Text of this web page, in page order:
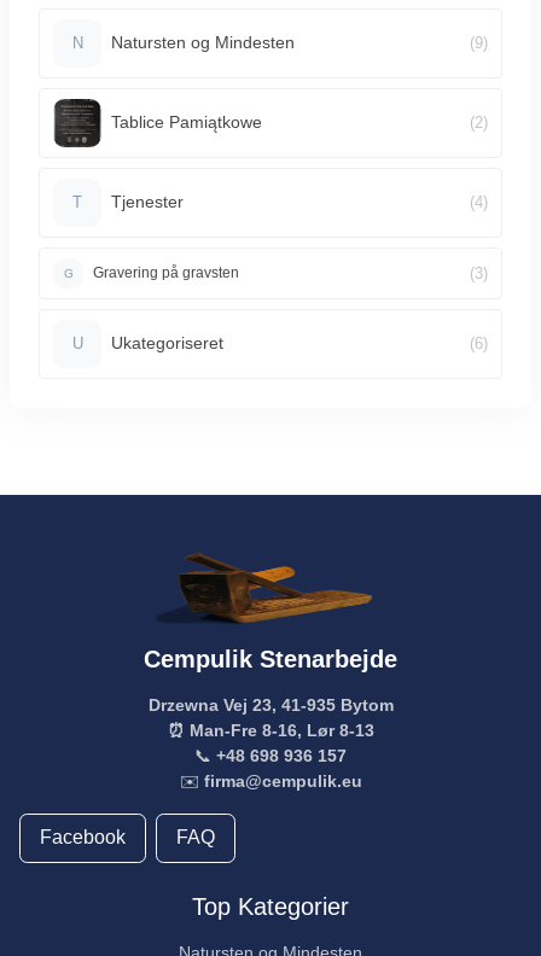
N Natursten og Mindesten (9)
Tablice Pamiątkowe (2)
T Tjenester (4)
G Gravering på gravsten (3)
U Ukategoriseret (6)
Cempulik Stenarbejde
Drzewna Vej 23, 41-935 Bytom
⏰ Man-Fre 8-16, Lør 8-13
📞 +48 698 936 157
✉️ firma@cempulik.eu
Facebook FAQ
Top Kategorier
Natursten og Mindesten